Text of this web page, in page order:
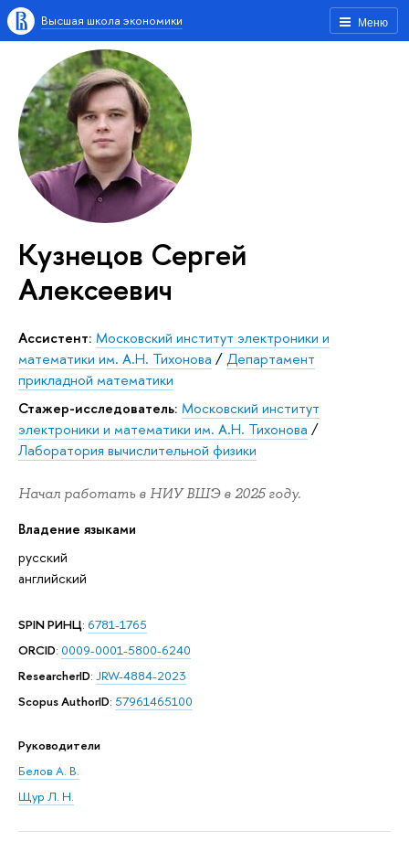
Меню
Высшая школа экономики
Кузнецов Сергей
Алексеевич
Ассистент: Московский институт электроники и
математики им. А.Н. Тихонова /Департамент
прикладной математики
Стажер-исследователь: Московский институт
электроники и математики им. А.Н. Тихонова /
Лаборатория вычислительной физики
Начал работать в НИУ ВШЭ в 2025 году.
Владение языками
русский
английский
SPIN РИНЦ: 6781-1765
ORCID: 0009-0001-5800-6240
ResearcherID: JRW-4884-2023
Scopus AuthorID: 57961465100
Руководители
Белов А. В.
Щур Л. Н.